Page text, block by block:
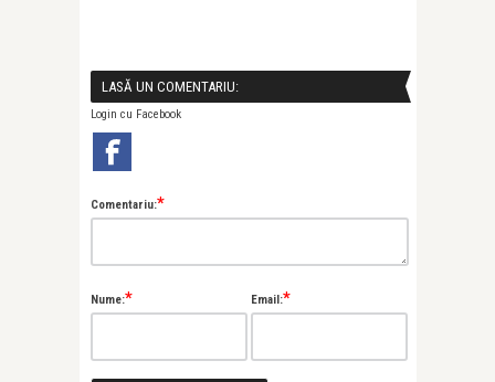
Alice Năstase Buciuta
Painted Sounds and Blue Wings: Mara
Prună’s “Al ...
LASĂ UN COMENTARIU:
Login cu Facebook
Comentariu:*
Nume:* Email:*